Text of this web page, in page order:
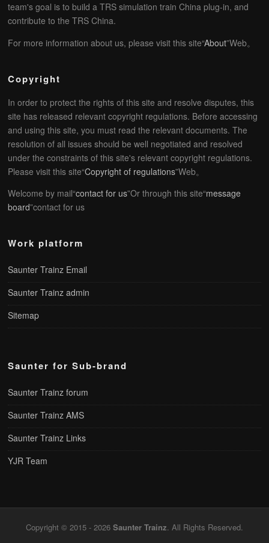
team's goal is to build a TRS simulation train China plug-in, and
contribute to the TRS China.
For more information about us, please visit this site“About”Web。
Copyright
In order to protect the rights of this site and resolve disputes, this
site has released relevant copyright regulations. Before accessing
and using this site, you must read the relevant documents. The
resolution of all issues should be well negotiated and resolved
under the constraints of this site's relevant copyright regulations.
Please visit this site“Copyright of regulations”Web。
Welcome by mail“contact for us”Or through this site“message
board”contact for us
Work platform
Saunter Trainz Email
Saunter Trainz admin
Sitemap
Saunter for Sub-brand
Saunter Trainz forum
Saunter Trainz AMS
Saunter Trainz Links
YJR Team
Copyright © 2015 - 2026 Saunter Trainz. All Rights Reserved.